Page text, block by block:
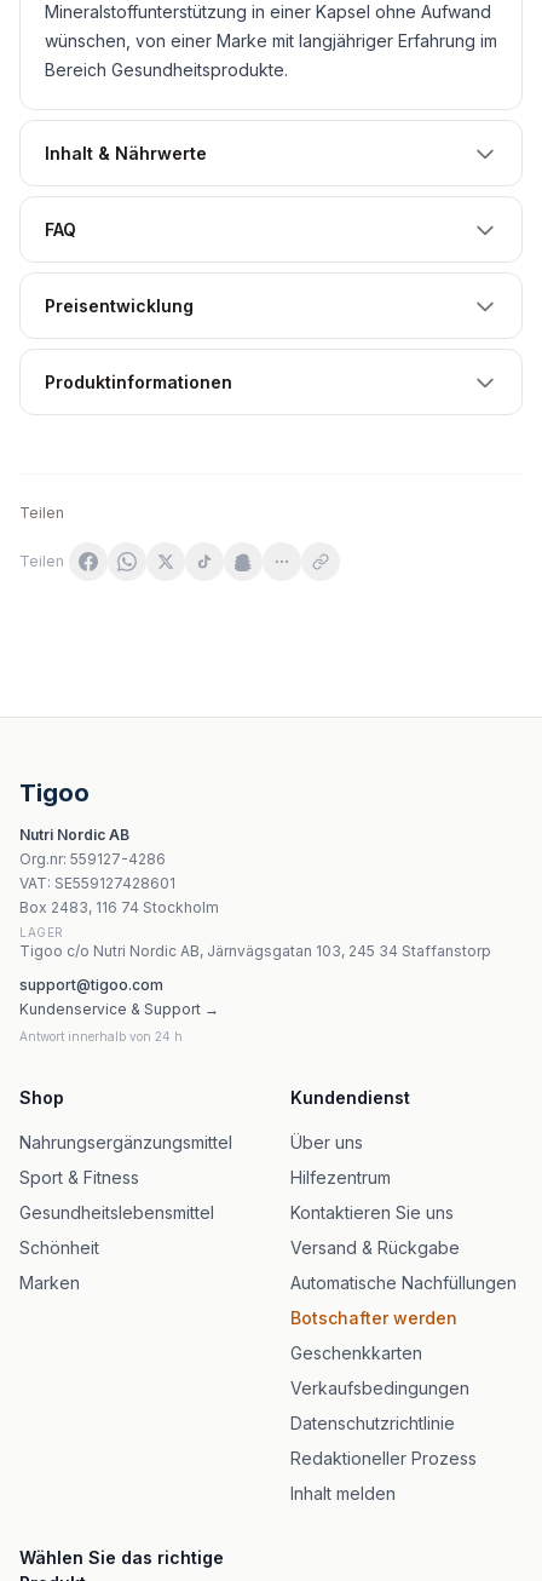
Mineralstoffunterstützung in einer Kapsel ohne Aufwand
wünschen, von einer Marke mit langjähriger Erfahrung im
Bereich Gesundheitsprodukte.
Inhalt & Nährwerte
FAQ
Preisentwicklung
Produktinformationen
Teilen
Teilen
Nutriversum Calcium Zink Magnesium - 55g / 30
Swanson Tribulus Terrestris Extract 45% Saponiner
Swanson - Product - 30 Softgels
Swanson Full Effect Hair Thickener 60 kapslar
Tigoo
Nutri Nordic AB
Org.nr: 559127-4286
VAT: SE559127428601
Box 2483, 116 74 Stockholm
LAGER
Tigoo c/o Nutri Nordic AB, Järnvägsgatan 103, 245 34 Staffanstorp
support@tigoo.com
Kundenservice & Support →
Antwort innerhalb von 24 h
Shop
Nahrungsergänzungsmittel
Sport & Fitness
Gesundheitslebensmittel
Schönheit
Marken
Kundendienst
Über uns
Hilfezentrum
Kontaktieren Sie uns
Versand & Rückgabe
Automatische Nachfüllungen
Botschafter werden
Geschenkkarten
Verkaufsbedingungen
Datenschutzrichtlinie
Redaktioneller Prozess
Inhalt melden
Wählen Sie das richtige